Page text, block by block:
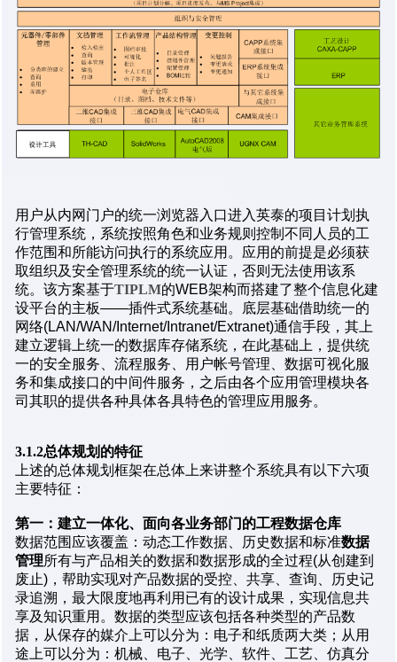
用户从内网门户的统一浏览器入口进入英泰的项目计划执
行管理系统，系统按照角色和业务规则控制不同人员的工
作范围和所能访问执行的系统应用。应用的前提是必须获
取组织及安全管理系统的统一认证，否则无法使用该系
统。该方案基于TIPLM的WEB架构而搭建了整个信息化建
设平台的主板——插件式系统基础。底层基础借助统一的
网络(LAN/WAN/Internet/Intranet/Extranet)通信手段，其上
建立逻辑上统一的数据库存储系统，在此基础上，提供统
一的安全服务、流程服务、用户帐号管理、数据可视化服
务和集成接口的中间件服务，之后由各个应用管理模块各
司其职的提供各种具体各具特色的管理应用服务。
3.1.2总体规划的特征
上述的总体规划框架在总体上来讲整个系统具有以下六项
主要特征：
第一：建立一体化、面向各业务部门的工程数据仓库
数据范围应该覆盖：动态工作数据、历史数据和标准数据
管理所有与产品相关的数据和数据形成的全过程(从创建到
废止)，帮助实现对产品数据的受控、共享、查询、历史记
录追溯，最大限度地再利用已有的设计成果，实现信息共
享及知识重用。数据的类型应该包括各种类型的产品数
据，从保存的媒介上可以分为：电子和纸质两大类；从用
途上可以分为：机械、电子、光学、软件、工艺、仿真分